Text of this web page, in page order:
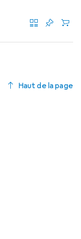
Haut de la page